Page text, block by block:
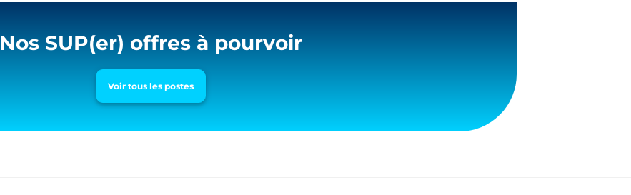
Nos SUP(er) offres à pourvoir
Voir tous les postes